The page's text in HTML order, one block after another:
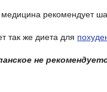
рекомендует
так же диета для
не